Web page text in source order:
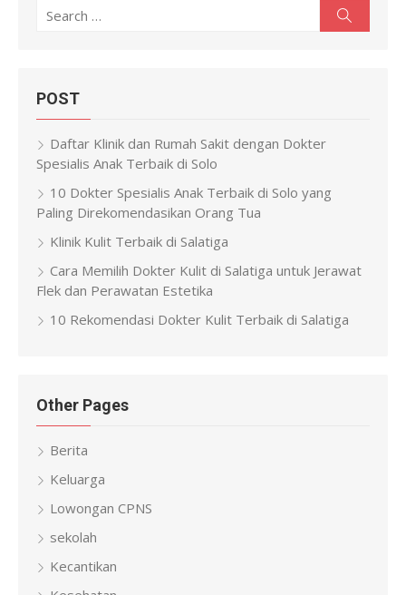
Search
POST
Daftar Klinik dan Rumah Sakit dengan Dokter
Spesialis Anak Terbaik di Solo
10 Dokter Spesialis Anak Terbaik di Solo yang
Paling Direkomendasikan Orang Tua
Klinik Kulit Terbaik di Salatiga
Cara Memilih Dokter Kulit di Salatiga untuk Jerawat
Flek dan Perawatan Estetika
10 Rekomendasi Dokter Kulit Terbaik di Salatiga
Other Pages
Berita
Keluarga
Lowongan CPNS
sekolah
Kecantikan